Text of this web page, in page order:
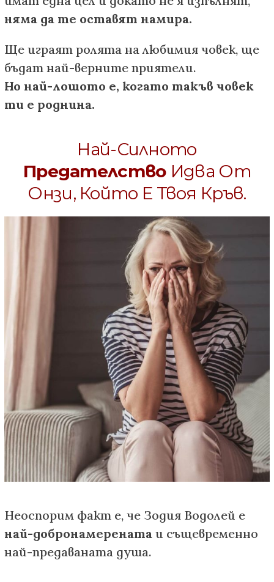
няма да те оставят намира.
Ще играят ролята на любимия човек, ще
бъдат най-верните приятели.
Но най-лошото е, когато такъв човек
ти е роднина.
Най-Силното
Предателство Идва От
Онзи, Който Е Твоя Кръв.
Неоспорим факт е, че Зодия Водолей е
най-добронамерената и същевременно
най-предаваната душа.